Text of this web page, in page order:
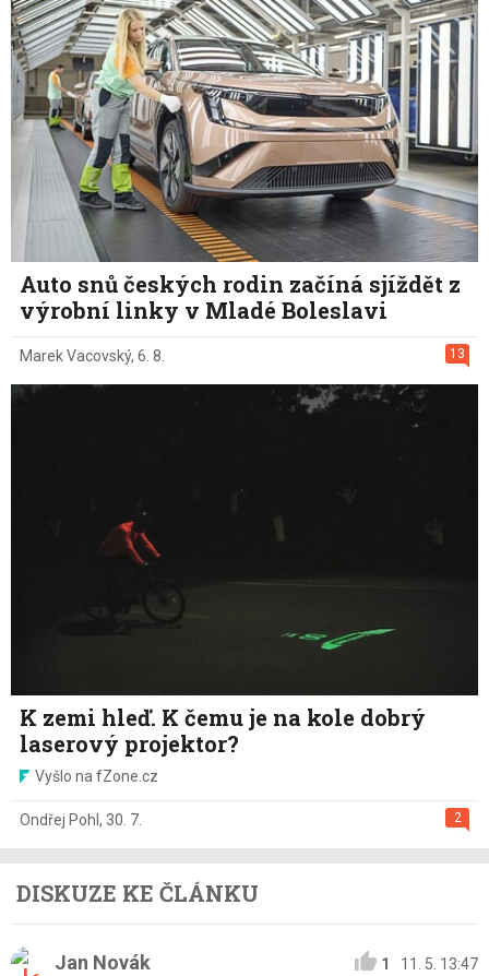
Auto snů českých rodin začíná sjíždět z
výrobní linky v Mladé Boleslavi
13
Marek Vacovský, 6. 8.
K zemi hleď. K čemu je na kole dobrý
laserový projektor?
Vyšlo na fZone.cz
2
Ondřej Pohl , 30. 7.
DISKUZE KE ČLÁNKU
Jan Novák 1
11. 5. 13:47